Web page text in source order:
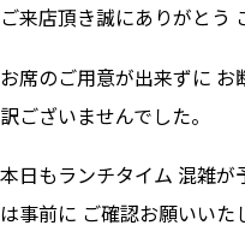
ご来店頂き誠にありがとう
お席のご用意が出来ずに お
訳ございませんでした。
本日もランチタイム 混雑
は事前に ご確認お願いいた